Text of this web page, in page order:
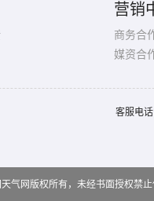
营销
商务合
媒资合
客服电
天气网版权所有，未经书面授权